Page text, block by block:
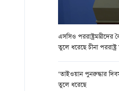
এসসিও পররাষ্ট্রমন্ত্রীদের
তুলে ধরেছে চীনা পররাষ্ট্র
‘তাইওয়ান পুনরুদ্ধার
তুলে ধরেছে